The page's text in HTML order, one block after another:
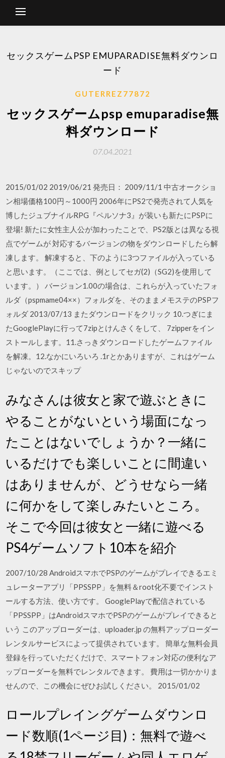
セックスゲームPSP EMUPARADISE無料ダウンロ
ード
GUTERREZ77872
セックスゲームpsp emuparadise無
料ダウンロード
07.04.2021
2015/01/02 2019/06/21 発売日： 2009/11/1 中古オークショ
ン相場価格100円～1000円 2006年にPS2で発売されて人気を
博したジュブナイルRPG『ペルソナ3』が装いも新たにPSPに
登場! 新たに女性主人公が加わったことで、PS2版とは異なる視
点でゲームが 対応するバージョンの物をダウンロードしたら解
凍します。 解凍すると、下のように3つファイルが入っている
と思います。（ここでは、例としてセガ(2)（SG2)を使用して
います。） バージョン1.00の場合は、これらが入っていたフォ
ルダ（pspmame04××）フォルダを、そのままメモステのPSPフ
ォルダ 2013/07/13 またダウンロードをクリック 10.つぎにま
たGooglePlayに行って7zipとけんさくをして、 7zipperをイン
ストールします。11.さっきダウンロードしたゲームファイル
を解凍。12.なかにいろいろ .1rとかありますが、これはゲーム
じゃないのでスキップ
みなさんは彼女と家で遊ぶときに
やることがないという場面になっ
たことはないでしょうか？一緒に
いるだけでも楽しいことに間違い
はありませんが、どうせなら一緒
に何かをして楽しみたいところ。
そこで今回は彼女と一緒に遊べる
PS4ゲームソフト10本を紹介
2007/10/28 AndroidスマホでPSPのゲームがプレイできるエミ
ュレーターアプリ「PPSSPP」を無料＆root化不要でインスト
ールする方法、使い方です。 GooglePlayで配信されている
「PPSSPP」はAndroidスマホでPSPのゲームがプレイできると
いう このアップローダーは、uploader.jp の無料アップローダー
レンタルサービスによって提供されています。 簡単な無料会員
登録を行っていただくだけで、スマートフォン対応の便利なア
ップローダーを無料でレンタルできます。 費用は一切かかりま
せんので、この機会にぜひお試しください。 2015/01/02
ロールプレイングゲームダウンロ
ード数順(1ページ目)：無料で遊べ